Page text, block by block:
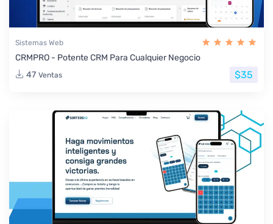
Sistemas Web
CRMPRO - Potente CRM Para Cualquier Negocio
47 Ventas $35